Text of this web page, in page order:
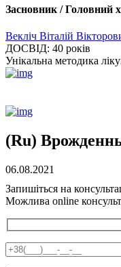
Засновник / Головний
Векліч Віталій
ДОСВІД: 40 років
Унікальна методика
(Ru)
06.08.2021
Запишіться на
Можлива online